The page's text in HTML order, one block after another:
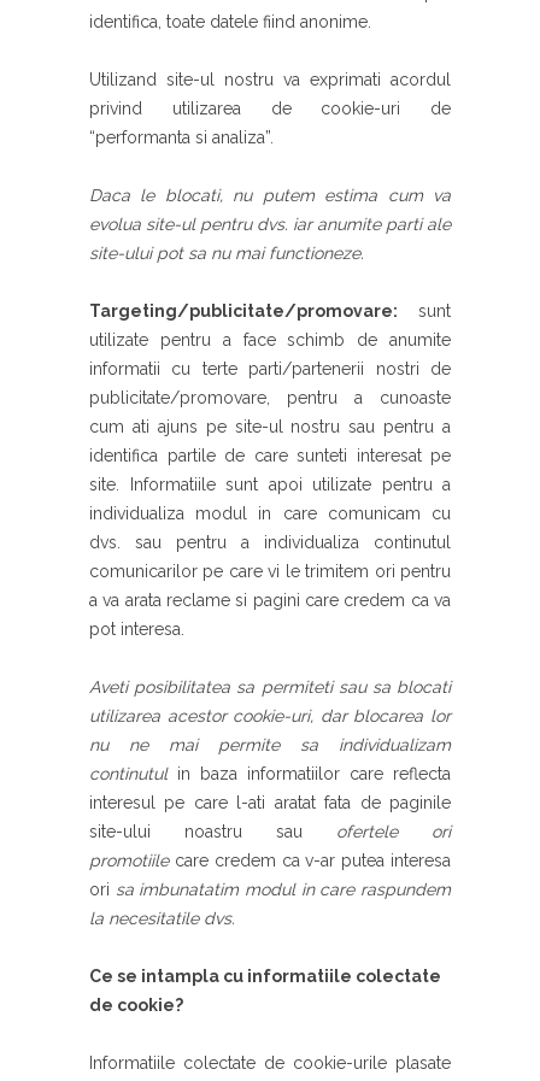
identifica, toate datele fiind anonime.
Utilizand site-ul nostru va exprimati acordul
privind utilizarea de cookie-uri de
“performanta si analiza”.
Daca le blocati, nu putem estima cum va
evolua site-ul pentru dvs. iar anumite parti ale
site-ului pot sa nu mai functioneze.
Targeting/publicitate/promovare: sunt
utilizate pentru a face schimb de anumite
informatii cu terte parti/partenerii nostri de
publicitate/promovare, pentru a cunoaste
cum ati ajuns pe site-ul nostru sau pentru a
identifica partile de care sunteti interesat pe
site. Informatiile sunt apoi utilizate pentru a
individualiza modul in care comunicam cu
dvs. sau pentru a individualiza continutul
comunicarilor pe care vi le trimitem ori pentru
a va arata reclame si pagini care credem ca va
pot interesa.
Aveti posibilitatea sa permiteti sau sa blocati
utilizarea acestor cookie-uri, dar blocarea lor
nu ne mai permite sa individualizam
continutulin baza informatiilor care reflecta
interesul pe care l-ati aratat fata de paginile
site-ului noastru sau ofertele ori
promotiilecare credem ca v-ar putea interesa
ori sa imbunatatim modul in care raspundem
la necesitatile dvs.
Ce se intampla cu informatiile colectate
de cookie?
Informatiile colectate de cookie-urile plasate